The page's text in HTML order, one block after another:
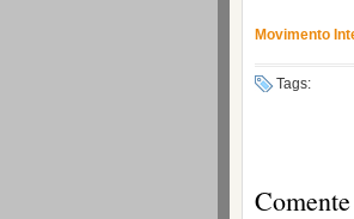
Movimento
Tags: